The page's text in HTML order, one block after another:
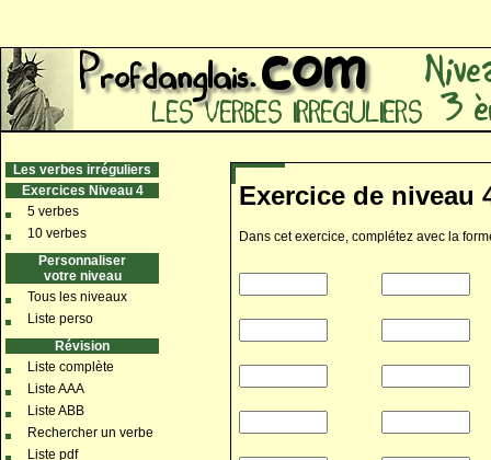
Les verbes irréguliers
Exercices Niveau 4
5 verbes
10 verbes
Personnaliser
votre niveau
Tous les niveaux
Liste perso
Révision
Liste complète
Liste AAA
Liste ABB
Rechercher un verbe
Liste pdf
Exercice de niveau
Dans cet exercice, complétez avec la